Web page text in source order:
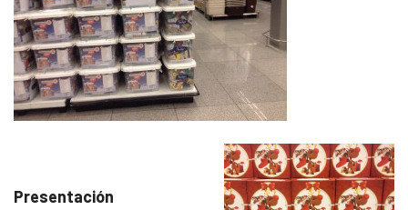
Presentación